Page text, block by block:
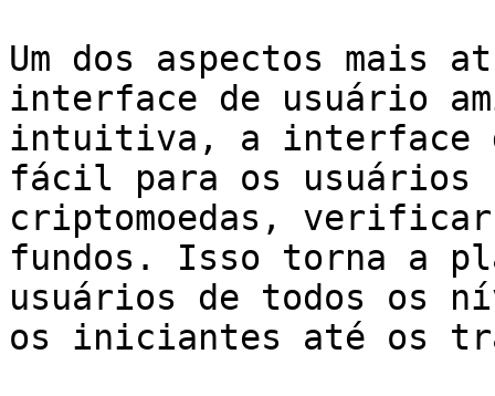
Um dos aspectos mais
interface de usuário
intuitiva, a interface
fácil para os usuários
criptomoedas,
fundos. Isso torna a
usuários de todos os
os iniciantes até os